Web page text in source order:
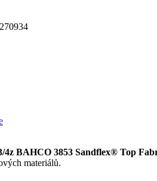
4z BAHCO 3853 Sandflex® Top
materiálů.